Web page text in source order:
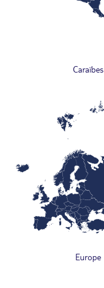
Caraïbes
Europe